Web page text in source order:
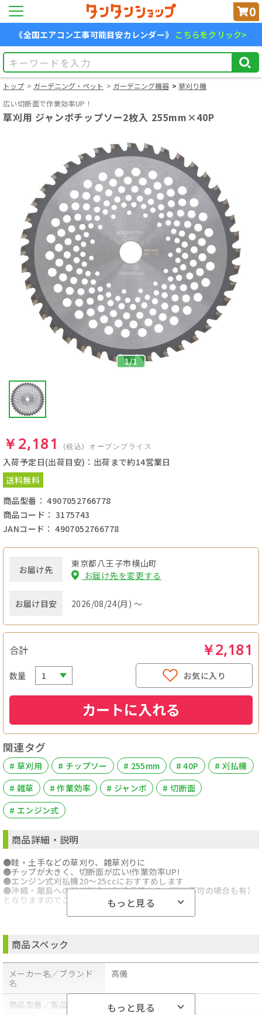
0
《全国エアコン工事可能目安カレンダー》 こちらをクリック>
トップ ガーデニング・ペット ガーデニング機器
草刈り機
広い切断面で作業効率UP！
草刈用 ジャンボチップソー2枚入 255mm×40P
1/1
￥2,181 (税込) オープンプライス
入荷予定日(出荷目安)：出荷まで約14営業日
送料無料
商品型番： 4907052766778
商品コード： 3175743
JANコード： 4907052766778
お届け先
東京都八王子市横山町
お届け先を変更する
お届け目安 2026/08/24(月) ～
合計 ￥2,181
数量 お気に入り
カートに入れる
関連タグ
# 草刈用 # チップソー # 255mm # 40P
# 刈払機
# 雑草
# 作業効率 # ジャンボ
# 切断面
# エンジン式
商品詳細・説明
●畦・土手などの草刈り、雑草刈りに
●チップが大きく、切断面が広い!作業効率UP!
●エンジン式刈払機20～25ccにおすすめします
●沖縄・離島への配送料金は別途見積もり（配送不可の場合も有）
となりますのでご了承ください。もっと見る
商品スペック
メーカー名／ブランド
名
高儀
商品型番／製品番号
4907052766778
もっと見る